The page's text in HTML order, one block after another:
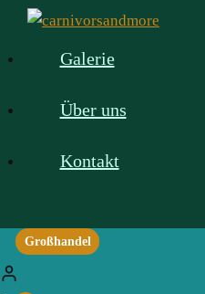
Galerie
Über uns
Kontakt
Großhandel